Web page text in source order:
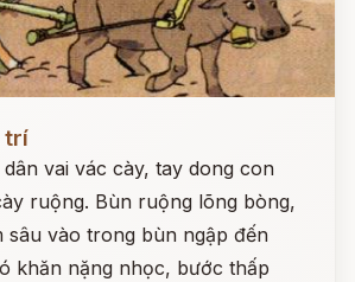
trí
vai vác cày, tay dong con
ruộng. Bùn ruộng lõng bòng,
sâu vào trong bùn ngập đến
khăn nặng nhọc, bước thấp